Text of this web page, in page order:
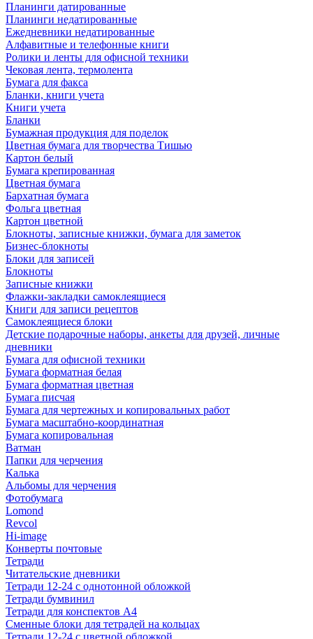
Планинги датированные
Планинги недатированные
Ежедневники недатированные
Алфавитные и телефонные книги
Ролики и ленты для офисной техники
Чековая лента, термолента
Бумага для факса
Бланки, книги учета
Книги учета
Бланки
Бумажная продукция для поделок
Цветная бумага для творчества Тишью
Картон белый
Бумага крепированная
Цветная бумага
Бархатная бумага
Фольга цветная
Картон цветной
Блокноты, записные книжки, бумага для заметок
Бизнес-блокноты
Блоки для записей
Блокноты
Записные книжки
Флажки-закладки самоклеящиеся
Книги для записи рецептов
Самоклеящиеся блоки
Детские подарочные наборы, анкеты для друзей, личные
дневники
Бумага для офисной техники
Бумага форматная белая
Бумага форматная цветная
Бумага писчая
Бумага для чертежных и копировальных работ
Бумага масштабно-координатная
Бумага копировальная
Ватман
Папки для черчения
Калька
Альбомы для черчения
Фотобумага
Lomond
Revcol
Hi-image
Конверты почтовые
Тетради
Читательские дневники
Тетради 12-24 с однотонной обложкой
Тетради бумвинил
Тетради для конспектов А4
Сменные блоки для тетрадей на кольцах
Тетради 12-24 с цветной обложкой